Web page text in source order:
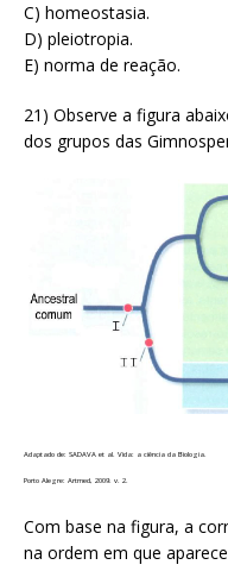
C) homeostasia.
D) pleiotropia.
E) norma de reação.
21) Observe a figura
dos grupos das
Adaptado de: SADAVA et al. Vida: a ciência da Biologia.
Porto Alegre: Artmed, 2009. v. 2.
Com base na figura, a
na ordem em que